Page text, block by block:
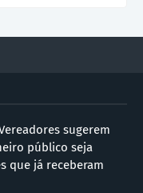
Vereadores sugerem
público seja
que já receberam